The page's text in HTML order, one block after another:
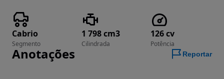
Cabrio
Segmento
1 798 cm3
Cilindrada
126 cv
Potência
Anotações Reportar